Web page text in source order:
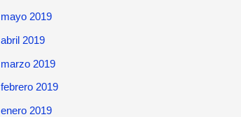
mayo 2019
abril 2019
marzo 2019
febrero 2019
enero 2019